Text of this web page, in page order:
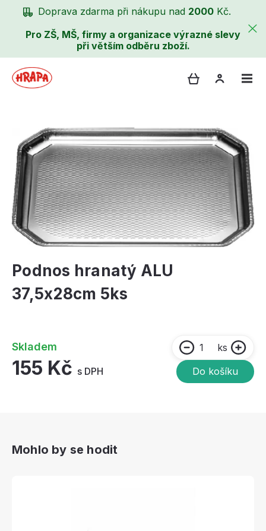
Doprava zdarma při nákupu nad 2000 Kč.
Pro ZŠ, MŠ, firmy a organizace výrazné slevy
při větším odběru zboží.
Podnos hranatý ALU
37,5x28cm 5ks
Skladem
155 Kč s DPH
ks
Do košíku
Mohlo by se hodit